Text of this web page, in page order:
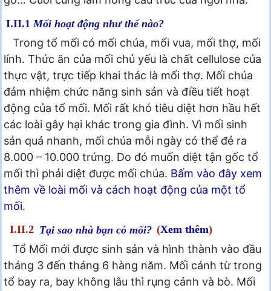
I.II.1 Mối hoạt động như thế nào?
Trong tổ mối có mối chúa, mối vua, mối thợ, mối
lính. Thức ăn của mối chủ yếu là chất cellulose của
thực vật, trực tiếp khai thác là mối thợ. Mối chúa
đảm nhiệm chức năng sinh sản và điều tiết hoạt
động của tổ mối. Mối rất khó tiêu diệt hơn hầu hết
các loài gây hại khác trong gia đình. Vì mối sinh
sản quá nhanh, mối chúa mỗi ngày có thể đẻ ra
8.000 – 10.000 trứng. Do đó muốn diệt tận gốc tổ
mối thì phải diệt được mối chúa. Bấm vào đây xem
thêm về loài mối và cách hoạt động của một tổ
mối.
I.II.2 Tại sao nhà bạn có mối? (Xem thêm)
Tổ Mối mới được sinh sản và hình thành vào đầu
tháng 3 đến tháng 6 hàng năm. Mối cánh từ trong
tổ bay ra, bay không lâu thì rụng cánh và bò. Mối